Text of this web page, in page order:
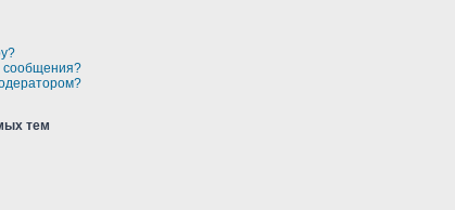
сообщения?
тем